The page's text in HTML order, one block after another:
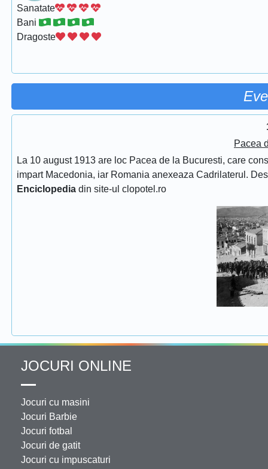
Sanatate
Bani
Dragoste
Pacea
La 10 august 1913 are loc Pacea de la Bucuresti, care
impart Macedonia, iar Romania anexeaza Cadrilaterul.
Enciclopedia din site-ul clopotel.ro
JOCURI ONLINE
Jocuri cu masini
Jocuri Barbie
Jocuri fotbal
Jocuri de gatit
Jocuri cu impuscaturi